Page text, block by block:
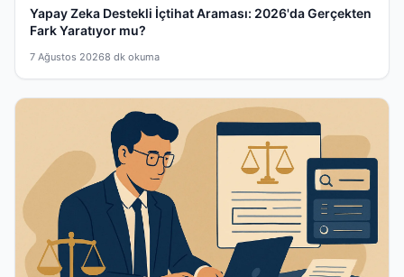
Yapay Zeka Destekli İçtihat Araması: 2026'da Gerçekten
Fark Yaratıyor mu?
7 Ağustos 20268 dk okuma